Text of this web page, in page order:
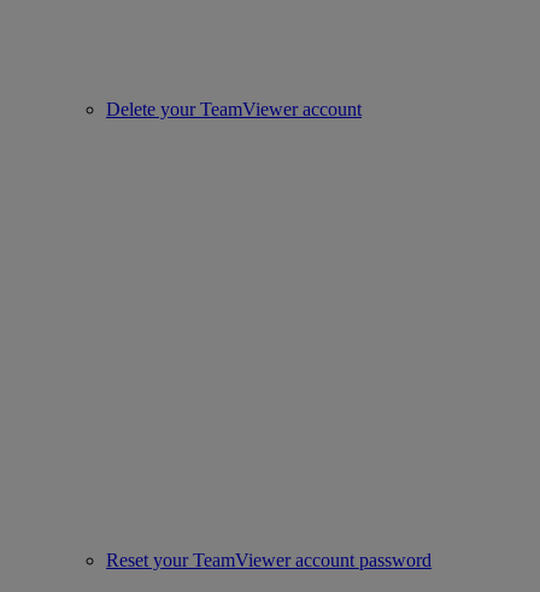
Delete your TeamViewer account
Reset your TeamViewer account password